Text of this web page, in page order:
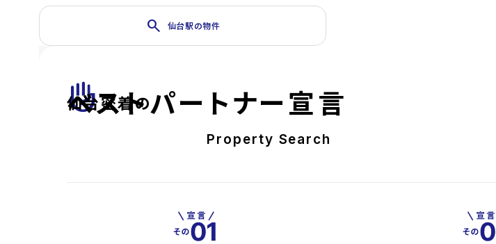
search 仙台駅の物件
front_hand
仙台密着の
ベストパートナー宣言
Property Search